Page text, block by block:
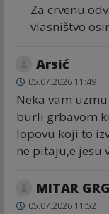
Za crvenu
vlasništvo
Arsić
05.07.2026 11:49
Neka vam
burli grbavom
lopovu koji to
ne pitaju,e jesu
MITAR
05.07.2026 11:52